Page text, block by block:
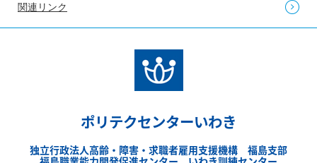
関連リンク
ポリテクセンターいわき
独立行政法人高齢・障害・求職者雇用支援機構 福島支部